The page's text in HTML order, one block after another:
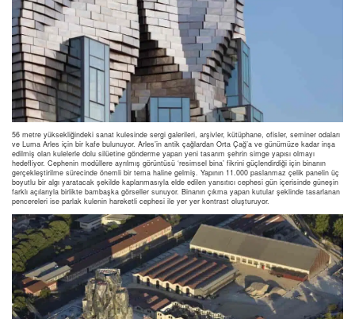
56 metre yüksekliğindeki sanat kulesinde sergi galerileri, arşivler, kütüphane, ofisler, seminer odaları
ve Luma Arles için bir kafe bulunuyor. Arles’in antik çağlardan Orta Çağ’a ve günümüze kadar inşa
edilmiş olan kulelerle dolu silüetine gönderme yapan yeni tasarım şehrin simge yapısı olmayı
hedefliyor. Cephenin modüllere ayrılmış görüntüsü ‘resimsel bina’ fikrini güçlendirdiği için binanın
gerçekleştirilme sürecinde önemli bir tema haline gelmiş. Yapının 11.000 paslanmaz çelik panelin üç
boyutlu bir algı yaratacak şekilde kaplanmasıyla elde edilen yansıtıcı cephesi gün içerisinde güneşin
farklı açılarıyla birlikte bambaşka görseller sunuyor. Binanın çıkma yapan kutular şeklinde tasarlanan
pencereleri ise parlak kulenin hareketli cephesi ile yer yer kontrast oluşturuyor.